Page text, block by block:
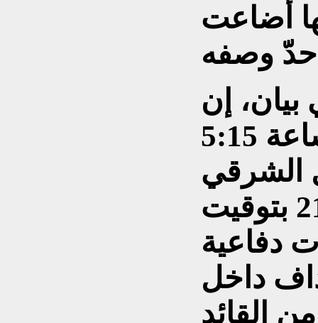
أضاعت
إن
قواتها "بدأت عند الساعة 5:15
الشرقي
للولايات المتحدة (21.15 بتوقيت
دفاعية
داخل
القائد